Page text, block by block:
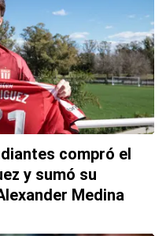
compró el
y sumó su
Medina